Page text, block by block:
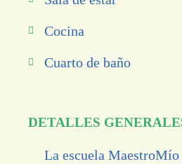
Cocina
Cuarto de baño
DETALLES
La escuela